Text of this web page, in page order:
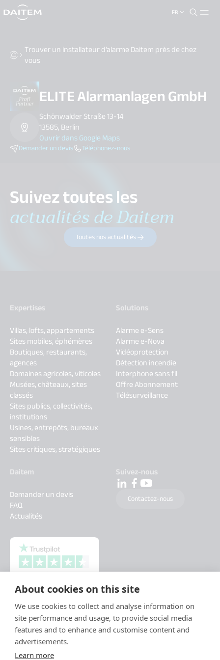
About cookies on this site
We use cookies to collect and analyse information on
site performance and usage, to provide social media
features and to enhance and customise content and
advertisements.
Learn more
FR
search.label
Trouver un installateur d’alarme Daitem près de chez
vous
ELITE Alarmanlagen GmbH
Schönwalder Straße 13-14
13585, Berlin
Ouvrir dans Google Maps
Demander un devis Téléphonez-nous
Suivez toutes les
actualités de Daitem
Toutes nos actualités
Expertises
Villas, lofts, appartements
Sites mobiles, éphémères
Boutiques, restaurants,
agences
Domaines agricoles, viticoles
Musées, châteaux, sites
classés
Sites publics, collectivités,
institutions
Usines, entrepôts, bureaux
sensibles
Sites critiques, stratégiques
Solutions
Alarme e-Sens
Alarme e-Nova
Vidéoprotection
Détection incendie
Interphone sans fil
Offre Abonnement
Télésurveillance
Daitem
Demander un devis
FAQ
Actualités
Suivez-nous
Contactez-nous